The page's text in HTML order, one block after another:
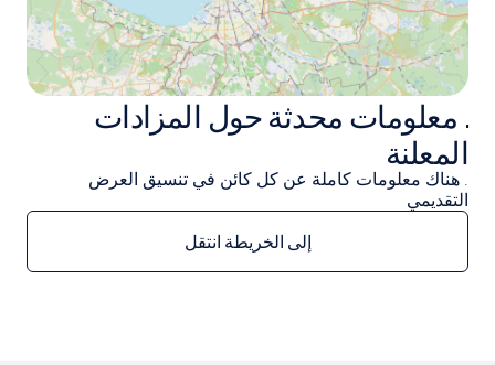
. معلومات محدثة حول المزادات
المعلنة
. هناك معلومات كاملة عن كل كائن في تنسيق العرض
التقديمي
إلى الخريطة انتقل